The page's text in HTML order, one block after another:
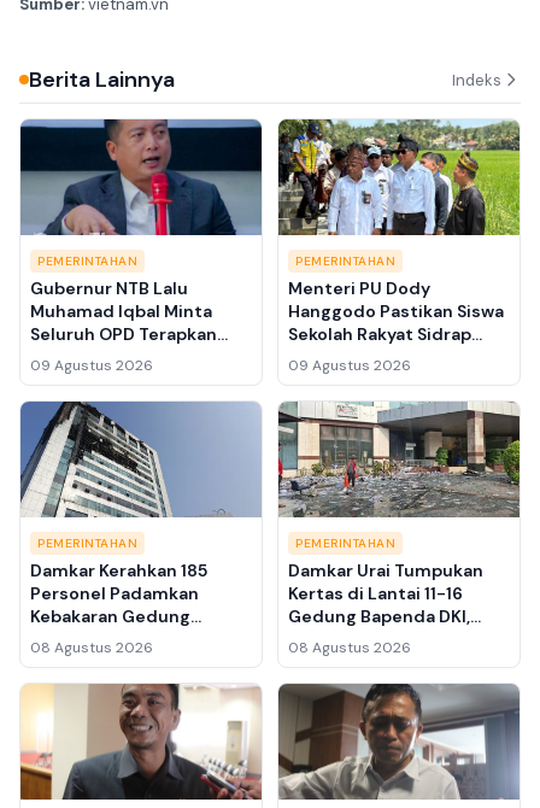
Sumber:vietnam.vn
Berita Lainnya Indeks
PEMERINTAHAN
Gubernur NTB Lalu
Muhamad Iqbal Minta
Seluruh OPD Terapkan
Manajemen Risiko:
Keputusan Berani tapi
Terukur
09 Agustus 2026
PEMERINTAHAN
Menteri PU Dody
Hanggodo Pastikan Siswa
Sekolah Rakyat Sidrap
Disambut Wali Asuh
09 Agustus 2026
PEMERINTAHAN
Damkar Kerahkan 185
Personel Padamkan
Kebakaran Gedung
Bapenda DKI, Dua Ledakan
Sempat Terdengar
08 Agustus 2026
PEMERINTAHAN
Damkar Urai Tumpukan
Kertas di Lantai 11-16
Gedung Bapenda DKI,
Waspadai Bara Api yang
Tersisa
08 Agustus 2026